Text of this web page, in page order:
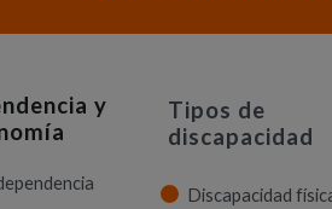
y
Tipos de
discapacidad
Discapacidad